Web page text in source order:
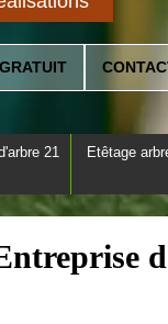
21 Etêtage